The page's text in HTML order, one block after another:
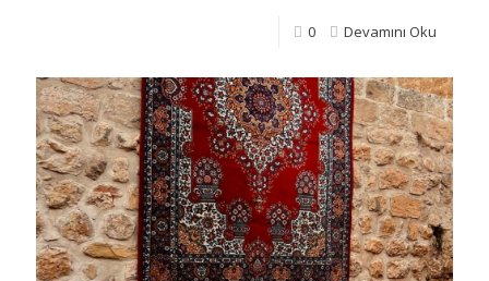
0 Devamını Oku